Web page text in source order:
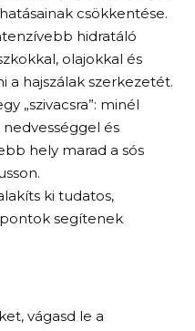
csökkentése.
hidratáló
olajokkal és
hajszálak szerkezetét.
„szivacsra”: minél
és
hely marad a sós
ki tudatos,
segítenek
vágasd le a